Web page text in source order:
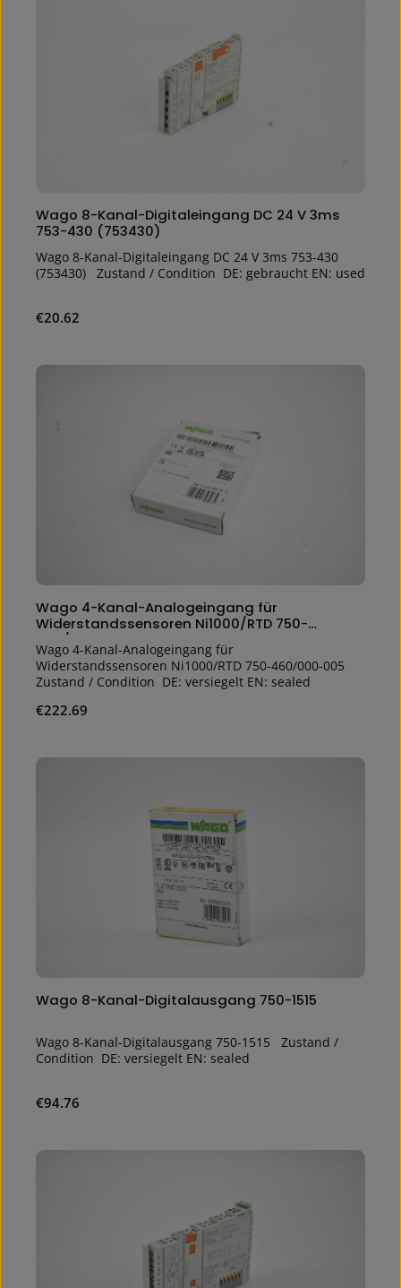
Wago 8-Kanal-Digitaleingang DC 24 V 3ms
753-430 (753430)
Wago 8-Kanal-Digitaleingang DC 24 V 3ms 753-430
(753430) Zustand / Condition DE: gebraucht EN: used
Regular price:
€20.62
Wago 4-Kanal-Analogeingang für
Widerstandssensoren Ni1000/RTD 750-
460/000-005
Wago 4-Kanal-Analogeingang für
Widerstandssensoren Ni1000/RTD 750-460/000-005
Zustand / Condition DE: versiegelt EN: sealed
Regular price:
€222.69
Wago 8-Kanal-Digitalausgang 750-1515
Wago 8-Kanal-Digitalausgang 750-1515 Zustand /
Condition DE: versiegelt EN: sealed
Regular price:
€94.76